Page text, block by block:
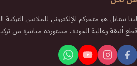
لينا ستايل هو متجركم الإلكتروني للملابس التركية
قطع أنيقة وعالية الجودة، مستوردة مباشرة من